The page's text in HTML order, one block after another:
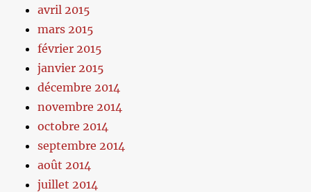
avril 2015
mars 2015
février 2015
janvier 2015
décembre 2014
novembre 2014
octobre 2014
septembre 2014
août 2014
juillet 2014